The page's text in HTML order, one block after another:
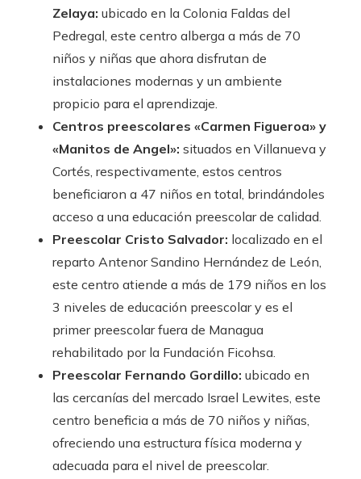
Zelaya: ubicado en la Colonia Faldas del
Pedregal, este centro alberga a más de 70
niños y niñas que ahora disfrutan de
instalaciones modernas y un ambiente
propicio para el aprendizaje.
Centros preescolares «Carmen Figueroa» y
«Manitos de Angel»: situados en Villanueva y
Cortés, respectivamente, estos centros
beneficiaron a 47 niños en total, brindándoles
acceso a una educación preescolar de calidad.
Preescolar Cristo Salvador: localizado en el
reparto Antenor Sandino Hernández de León,
este centro atiende a más de 179 niños en los
3 niveles de educación preescolar y es el
primer preescolar fuera de Managua
rehabilitado por la Fundación Ficohsa.
Preescolar Fernando Gordillo: ubicado en
las cercanías del mercado Israel Lewites, este
centro beneficia a más de 70 niños y niñas,
ofreciendo una estructura física moderna y
adecuada para el nivel de preescolar.